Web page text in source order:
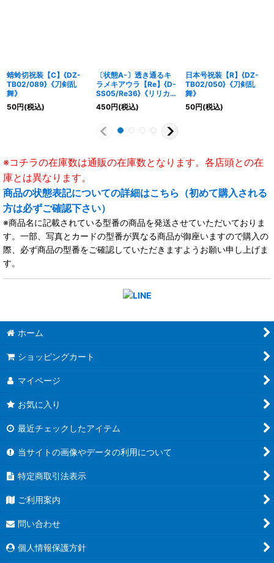
蜻蛉切祝装【C】{DZ-
TB02/089}《刀剣乱
舞》
50円(税込)
〔状態A-〕透き通るキ
ラメキアウラ【Re】{D-
SS05/Re36}《リリカル
モナステリオ》
450円(税込)
日本号祝装【R】{DZ-
TB02/050}《刀剣乱
舞》
50円(税込)
※コチラの在庫数は通販の在庫数となります。各店頭との在
庫とは異なります。
商品の状態表記についての詳細はこちら（初めて購入される
方は必ずご確認下さい）
※商品名に記載されている型番の商品を発送させていただいておりま
す。一部、写真とカードの型番が異なる商品が御座いますので購入の
際、必ず商品の型番をご確認していただきますようお願い申し上げま
す。
ホーム
ショッピングカート
マイページ
お気に入り
最近チェックしたアイテム
当サイトの画像やデータの利用について
特定商取引法表示
ご利用案内
問い合わせ
個人情報保護方針